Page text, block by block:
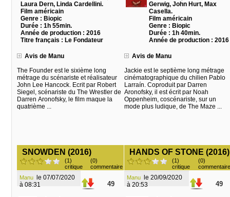
Laura Dern, Linda Cardellini.
Film américain
Genre : Biopic
Durée : 1h 55min.
Année de production : 2016
Titre français : Le Fondateur
Avis de Manu
The Founder est le sixième long
métrage du scénariste et réalisateur
John Lee Hancock. Ecrit par Robert
Siegel, scénariste du The Wrestler de
Darren Aronofsky, le film maque la
quatrième ...
Gerwig, John Hurt, Max
Casella.
Film américain
Genre : Biopic
Durée : 1h 40min.
Année de production : 2016
Avis de Manu
Jackie est le septième long métrage
cinématographique du chilien Pablo
Larraín. Coproduit par Darren
Aronofsky, il est écrit par Noah
Oppenheim, coscénariste, sur un
mode plus ludique, de The Maze ...
SNOWDEN (2016)
(1)
critique
(0)
commentaire
Manu
à 08:31
49
HANDS OF STONE (2016)
(1)
critique
(0)
commentaire
Manu
à 20:53
49